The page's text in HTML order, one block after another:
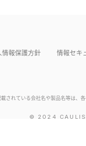
情報保護方針 情報セキ
されている会社名や製品名等は、
© 2024 CAULIS